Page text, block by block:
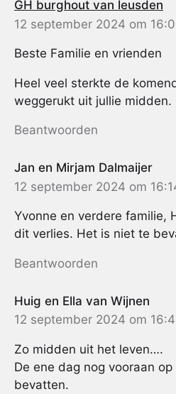
GH burghout van leusden
12 september 2024 om
Beste Familie en vrienden
Heel veel sterkte de
weggerukt uit jullie midden.
Beantwoorden
Jan en Mirjam Dalmaijer
12 september 2024 om
Yvonne en verdere familie,
dit verlies. Het is niet te
Beantwoorden
Huig en Ella van Wijnen
12 september 2024 om
Zo midden uit het leven….
De ene dag nog vooraan
bevatten.